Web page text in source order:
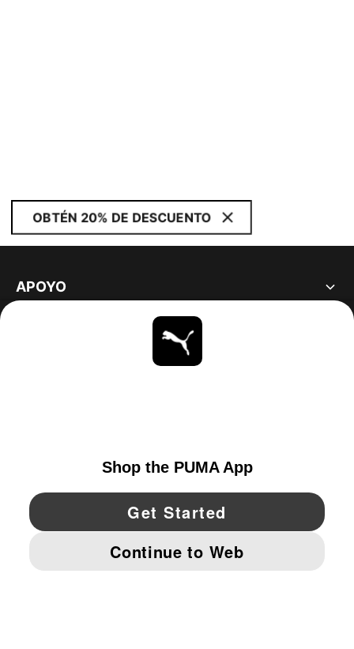
OBTÉN 20% DE DESCUENTO
APOYO
YouTube Twitter Pinterest
IMPRINT AND LEGAL DATA